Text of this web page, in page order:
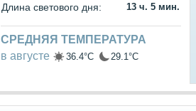
Длина светового дня: 13 ч. 5 мин.
СРЕДНЯЯ ТЕМПЕРАТУРА
в августе
36.4°C 29.1°C